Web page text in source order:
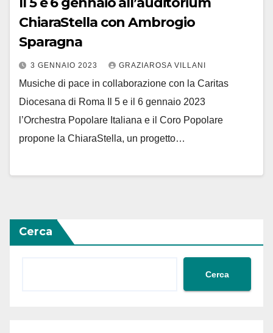
ChiaraStella con Ambrogio
Sparagna
3 GENNAIO 2023 GRAZIAROSA VILLANI
Musiche di pace in collaborazione con la Caritas
Diocesana di Roma Il 5 e il 6 gennaio 2023
l’Orchestra Popolare Italiana e il Coro Popolare
propone la ChiaraStella, un progetto…
Cerca
Cerca